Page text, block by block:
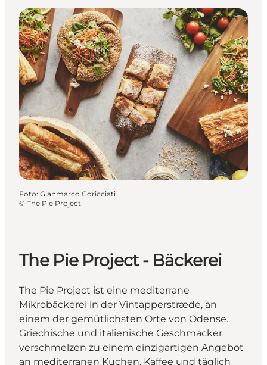
Foto: Gianmarco Coricciati
© The Pie Project
The Pie Project - Bäckerei
The Pie Project ist eine mediterrane
Mikrobäckerei in der Vintapperstræde, an
einem der gemütlichsten Orte von Odense.
Griechische und italienische Geschmäcker
verschmelzen zu einem einzigartigen Angebot
an mediterranen Kuchen, Kaffee und täglich